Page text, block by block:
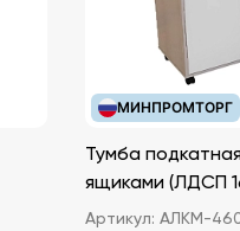
МИНПРОМТОРГ
Тумба
ящиками
Артикул: АЛКМ-